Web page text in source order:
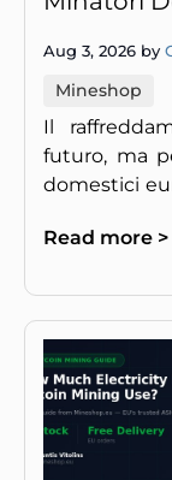
Aug 3, 2026 by
Mineshop
Il
futuro, ma
domestici
Read more >